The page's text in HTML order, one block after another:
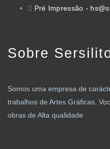
Pré Impressão -
Sobre
Somos uma empresa de
trabalhos de Artes Gráficas.
obras de Alta qualidade